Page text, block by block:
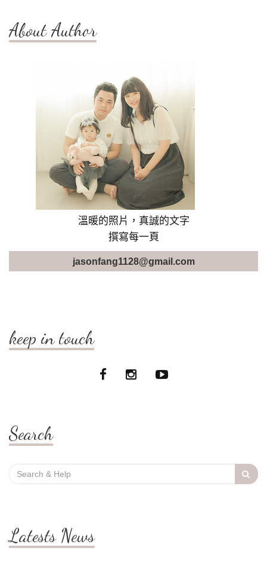
About Author
溫暖的照片，真誠的文字
撰寫每一頁
jasonfang1128@gmail.com
keep in touch
Search
Search
for:
Latests News